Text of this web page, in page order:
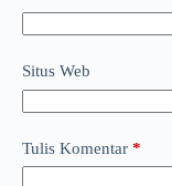
Situs Web
Tulis Komentar *